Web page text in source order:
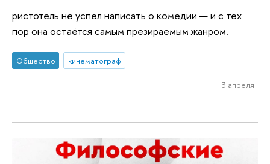
ристотель не успел написать о комедии — и с тех
пор она остаётся самым презираемым жанром.
Общество кинематограф
3 апреля